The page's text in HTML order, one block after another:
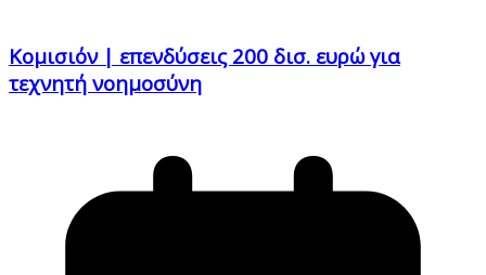
Κομισιόν | επενδύσεις 200 δισ. ευρώ για
τεχνητή νοημοσύνη